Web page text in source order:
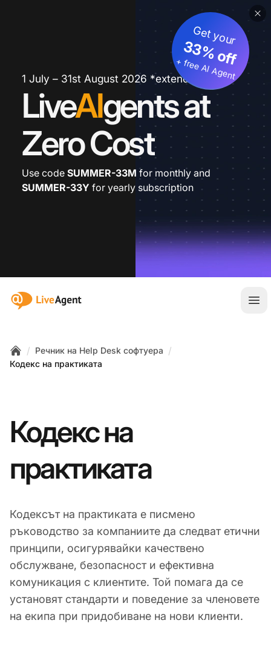
1 July – 31st August 2026 *extended
LiveAIgents at
Zero Cost
Get your
33% off
+ free AI Agent
Use code SUMMER-33M for monthly and
SUMMER-33Y for yearly subscription
:site.title
Home
/ Речник на Help Desk софтуера /
Кодекс на практиката
Кодекс на
практиката
Кодексът на практиката е писмено
ръководство за компаниите да следват етични
принципи, осигурявайки качествено
обслужване, безопасност и ефективна
комуникация с клиентите. Той помага да се
установят стандарти и поведение за членовете
на екипа при придобиване на нови клиенти.